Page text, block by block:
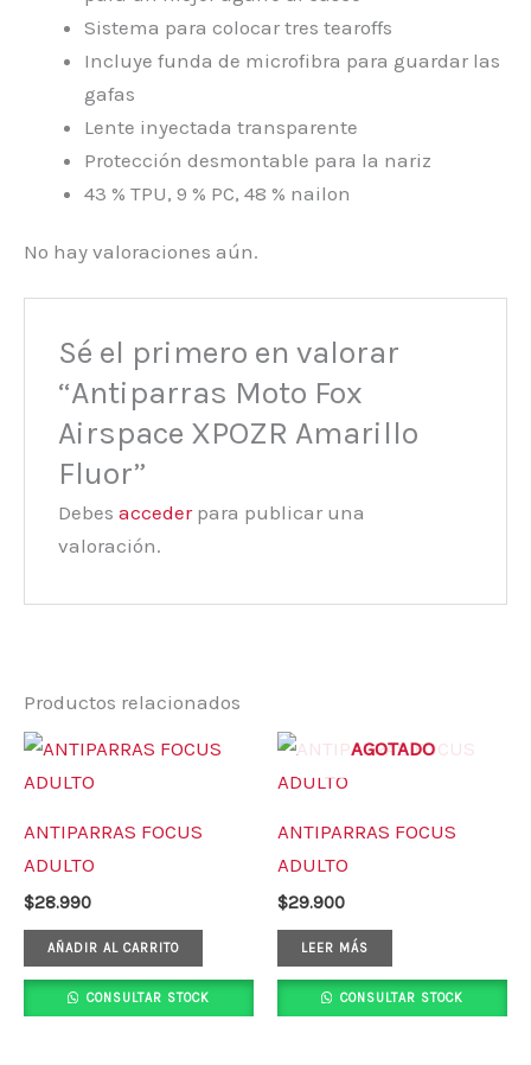
Sistema para colocar tres tearoffs
Incluye funda de microfibra para guardar las
gafas
Lente inyectada transparente
Protección desmontable para la nariz
43 % TPU, 9 % PC, 48 % nailon
No hay valoraciones aún.
Sé el primero en valorar
“Antiparras Moto Fox
Airspace XPOZR Amarillo
Fluor”
Debesaccederpara publicar una
valoración.
Productos relacionados
ANTIPARRAS FOCUS
ADULTO
$28.990
AÑADIR AL CARRITO
CONSULTAR STOCK
AGOTADO
ANTIPARRAS FOCUS
ADULTO
$29.900
LEER MÁS
CONSULTAR STOCK